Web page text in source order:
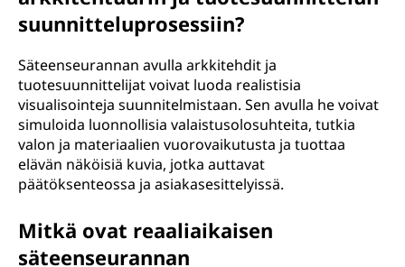
suunnitteluprosessiin?
Säteenseurannan avulla arkkitehdit ja
tuotesuunnittelijat voivat luoda realistisia
visualisointeja suunnitelmistaan. Sen avulla he voivat
simuloida luonnollisia valaistusolosuhteita, tutkia
valon ja materiaalien vuorovaikutusta ja tuottaa
elävän näköisiä kuvia, jotka auttavat
päätöksenteossa ja asiakasesittelyissä.
Mitkä ovat reaaliaikaisen
säteenseurannan